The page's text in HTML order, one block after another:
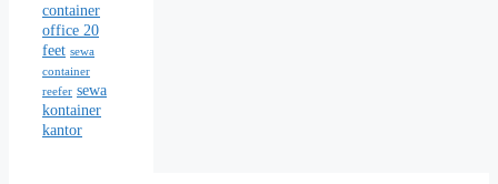
container
office 20
feet sewa
container
reefer sewa
kontainer
kantor